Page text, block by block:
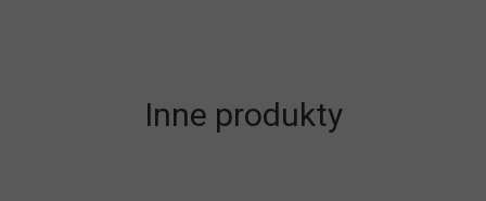
Inne produkty